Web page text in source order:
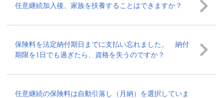
任意継続加入後、家族を扶養することはできますか？
保険料を法定納付期日までに支払い忘れました。 納付
期限を1日でも過ぎたら、資格を失うのですか？
任意継続の保険料は自動引落し（月納）を選択していま